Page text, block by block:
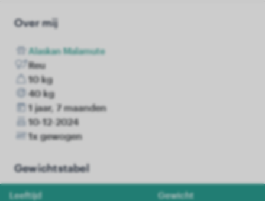
Over mij
Alaskan Malamute
Reu
10 kg
40 kg
1 jaar, 7 maanden
10-12-2024
1x gewogen
Gewichtstabel
Leeftijd Gewicht